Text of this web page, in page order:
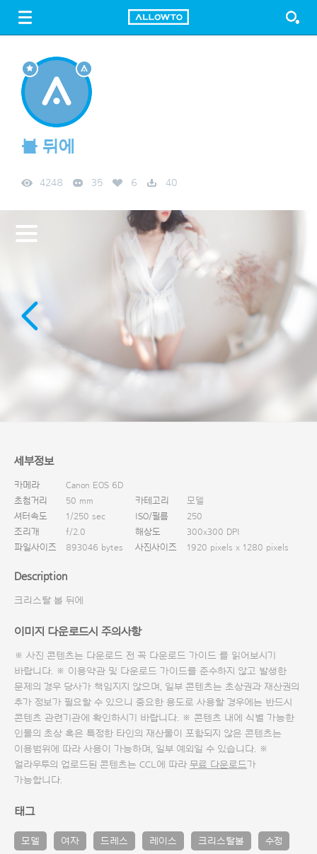
FREE DOWNLOAD
볼 뒤에
4248 35 6 40
세부정보
카메라
Canon EOS 6D
초첨거리
50 mm 카테고리
모델
셔터속도
1/250 sec ISO/필름
250
조리개
f/2.0 해상도
300x300 DPI
파일사이즈
893046 bytes 사진사이즈 1920 pixels x 1280 pixels
Description
크리스탈 볼 뒤에
이미지 다운로드시 주의사항
※ 사진 콘텐츠는 다운로드 전 꼭 다운로드 가이드 를 읽어보시기
바랍니다. ※ 이용약관 및 다운로드 가이드를 준수하지 않고 발생한
문제의 경우 당사가 책임지지 않으며, 일부 콘텐츠는 초상권과 재산권의
추가 정보가 필요할 수 있으니 중요한 용도로 사용할 경우에는 반드시
콘텐츠 관련기관에 확인하시기 바랍니다. ※ 콘텐츠 내에 식별 가능한
인물의 초상 혹은 특정한 타인의 재산물이 포함되지 않은 콘텐츠는
이용범위에 따라 사용이 가능하며, 일부 예외일 수 있습니다. ※
얼라우투의 업로드된 콘텐츠는 CCL에 따라 무료 다운로드가
가능합니다.
태그
모델 여자 드레스 레이스 크리스탈볼 수정